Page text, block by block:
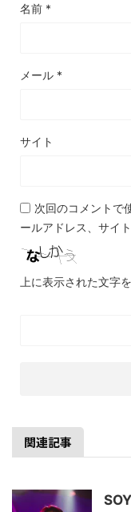
名前 *
メール *
サイト
次回のコメントで
ールアドレス、サイ
上に表示された文字
関連記事